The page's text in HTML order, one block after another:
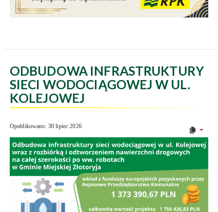
ODBUDOWA INFRASTRUKTURY
SIECI WODOCIĄGOWEJ W UL.
KOLEJOWEJ
Opublikowano: 30 lipiec 2026